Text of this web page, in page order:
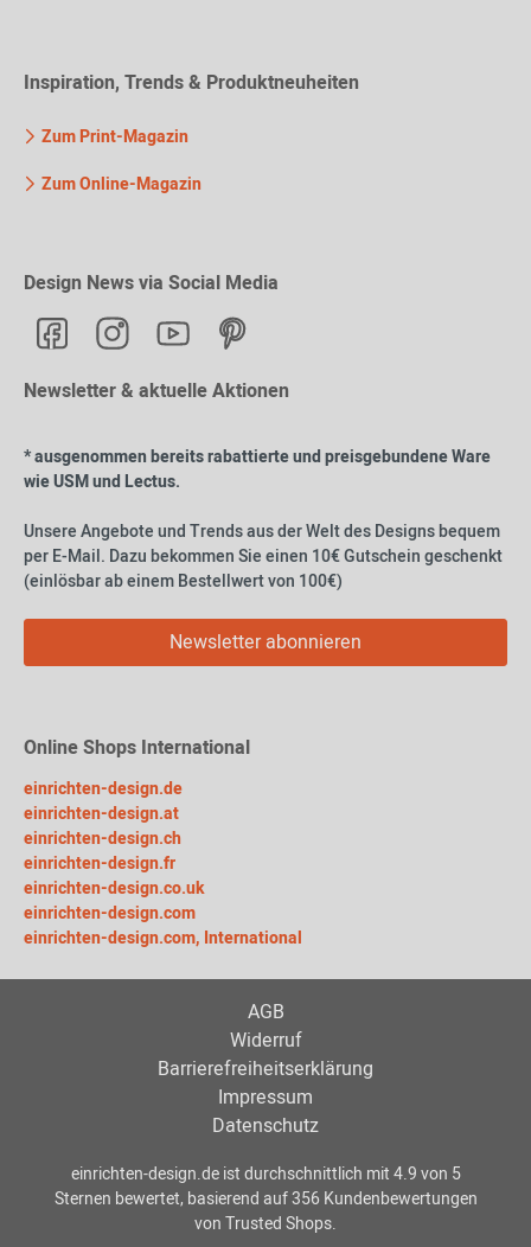
Inspiration, Trends & Produktneuheiten
Zum Print-Magazin
Zum Online-Magazin
Design News via Social Media
Newsletter & aktuelle Aktionen
* ausgenommen bereits rabattierte und preisgebundene Ware
wie USM und Lectus.
Unsere Angebote und Trends aus der Welt des Designs bequem
per E-Mail. Dazu bekommen Sie einen 10€ Gutschein geschenkt
(einlösbar ab einem Bestellwert von 100€)
Newsletter abonnieren
Online Shops International
einrichten-design.de
einrichten-design.at
einrichten-design.ch
einrichten-design.fr
einrichten-design.co.uk
einrichten-design.com
einrichten-design.com, International
AGB
Widerruf
Barrierefreiheitserklärung
Impressum
Datenschutz
einrichten-design.deist durchschnittlich mit4.9von 5
Sternen bewertet, basierend auf356Kundenbewertungen
von Trusted Shops.